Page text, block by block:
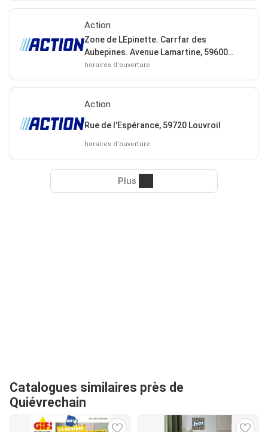
Action
Zone de LEpinette. Carrfar des
Aubepines. Avenue Lamartine, 59600
Maubeuge
horaires d'ouverture
Action
Rue de l'Espérance, 59720 Louvroil
horaires d'ouverture
Plus
Catalogues similaires près de
Quiévrechain